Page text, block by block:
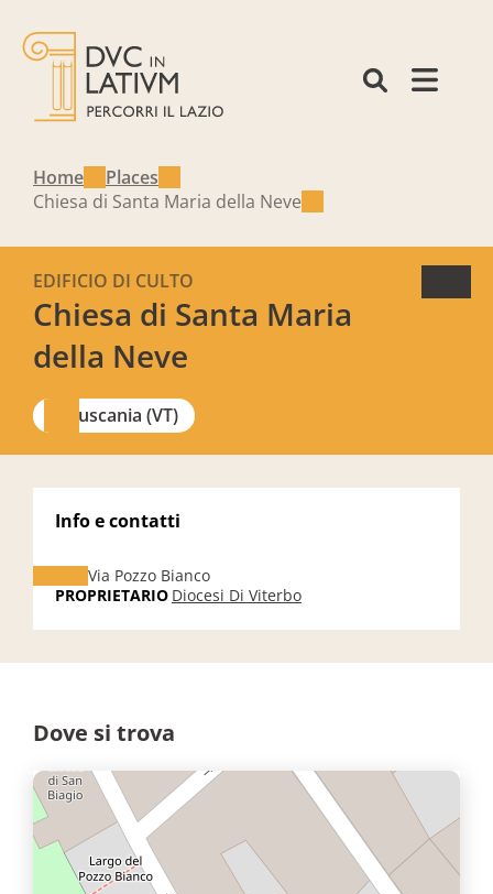
Home
Places
Chiesa di Santa Maria della Neve
Chiesa di Santa Maria
della Neve
EDIFICIO DI CULTO
Tuscania (VT)
Info e contatti
Via Pozzo Bianco
PROPRIETARIO Diocesi Di Viterbo
Dove si trova